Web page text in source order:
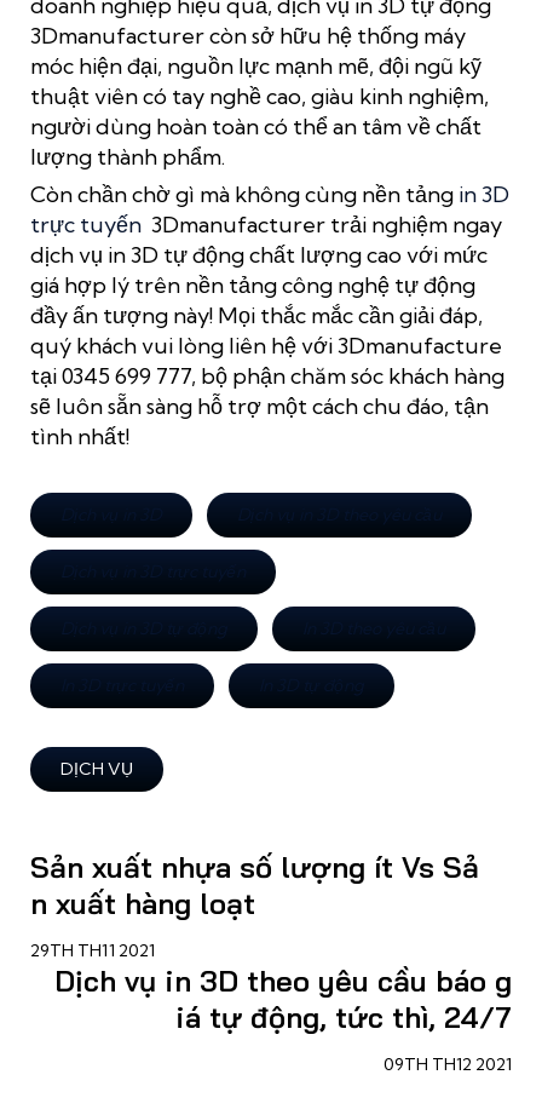
3Dmanufacturer còn sở hữu hệ thống máy
móc hiện đại, nguồn lực mạnh mẽ, đội ngũ kỹ
thuật viên có tay nghề cao, giàu kinh nghiệm,
người dùng hoàn toàn có thể an tâm về chất
lượng thành phẩm.
Còn chần chờ gì mà không cùng nền tảng in 3D
trực tuyến 3Dmanufacturer trải nghiệm ngay
dịch vụ in 3D tự động chất lượng cao với mức
giá hợp lý trên nền tảngcông nghệ tự động
đầy ấn tượng này! Mọi thắc mắc cần giải đáp,
quý khách vui lòng liên hệ với 3Dmanufacture
tại 0345 699 777, bộ phận chăm sóc khách hàng
sẽ luôn sẵn sàng hỗ trợ một cách chu đáo, tận
tình nhất!
DỊCH VỤ
Sản xuất nhựa số lượng ít Vs Sả
n xuất hàng loạt
29TH TH11 2021
Dịch vụ in 3D theo yêu cầu báo g
iá tự động, tức thì, 24/7
09TH TH12 2021